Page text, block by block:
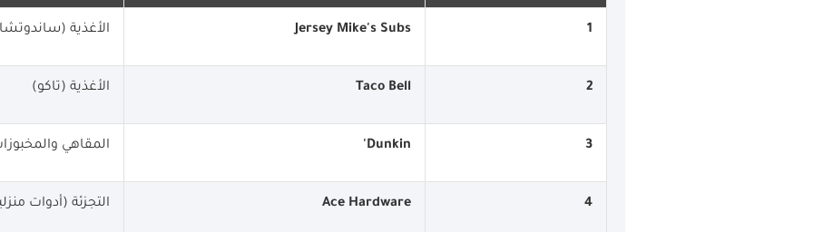
1
Jersey Mike's Subs الأغذية
2
Taco Bell الأغذية (تاكو)
3
Dunkin
' المقاهي
4
Ace Hardware التجزئة (أدوات